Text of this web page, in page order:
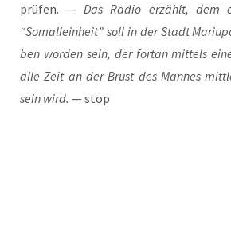
prü­fen. —Das Radio erzählt, dem
“Soma­liein­heit” soll in der Stadt
ben wor­den sein, der fort­an mit­tels
alle Zeit an der Brust des Man­nes
sein wird. — stop